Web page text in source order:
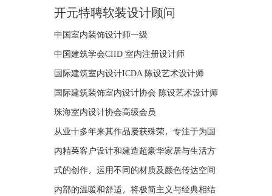
开元特聘软装设计顾问
中国室内装饰设计师一级
中国建筑学会CIID 室内注册设计师
国际建筑室内设计ICDA 陈设艺术设计师
国际建筑装饰室内设计协会 陈设艺术设计师
珠海室内设计协会高级会员
从业十多年来其作品屡获殊荣，专注于为国
内精英客户设计和建造超豪华家居与生活方
式的创作，运用不同的材质及颜色传达空间
内部的温暖和舒适，将极简主义与经典相结